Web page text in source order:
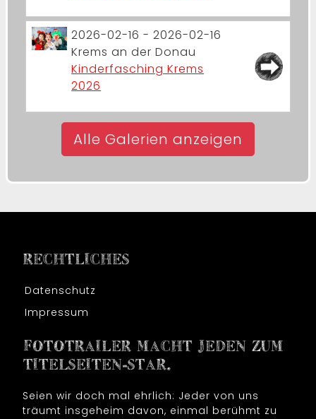
2026-02-16 - 2026-02-16
Krems an der Donau
Kinderfasching Krems
2026
Alle Galerien anzeigen
RECHTLICHES
Datenschutz
Impressum
FOTOTRAILER MACHT JEDEN ZUM
TITELSEITEN-STAR.
Seien wir doch mal ehrlich: Jeder von uns
träumt insgeheim davon, einmal berühmt zu